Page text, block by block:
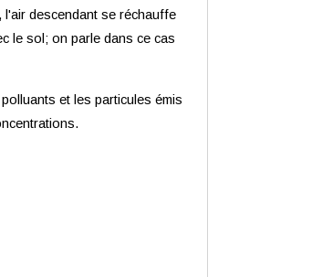
descendant se réchauffe
le sol; on parle dans ce cas
et les particules émis